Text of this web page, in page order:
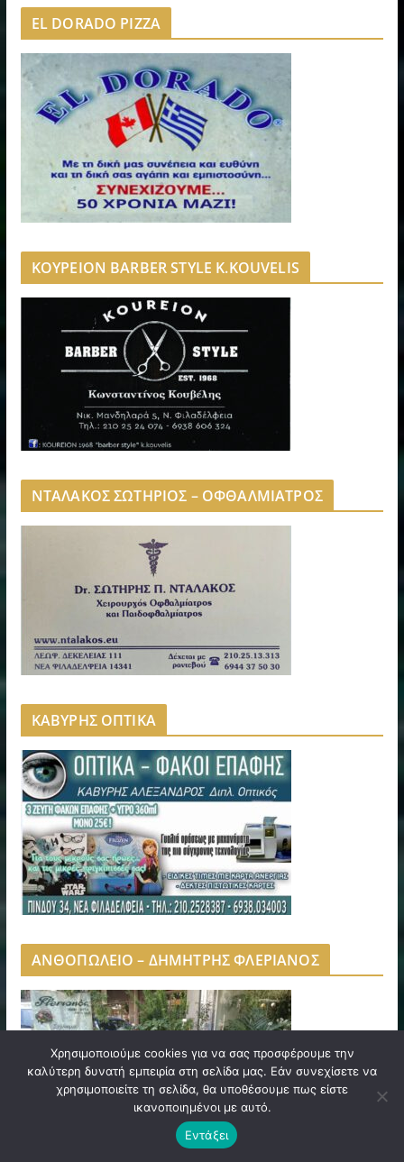
EL DORADO PIZZA
ΚΟΥΡΕΙΟΝ BARBER STYLE K.KOUVELIS
ΝΤΑΛΑΚΟΣ ΣΩΤΗΡΙΟΣ – ΟΦΘΑΛΜΙΑΤΡΟΣ
ΚΑΒΥΡΗΣ ΟΠΤΙΚΑ
ΑΝΘΟΠΩΛΕΙΟ – ΔΗΜΗΤΡΗΣ ΦΛΕΡΙΑΝΟΣ
Χρησιμοποιούμε cookies για να σας προσφέρουμε την
καλύτερη δυνατή εμπειρία στη σελίδα μας. Εάν συνεχίσετε να
χρησιμοποιείτε τη σελίδα, θα υποθέσουμε πως είστε
ικανοποιημένοι με αυτό.
Εντάξει